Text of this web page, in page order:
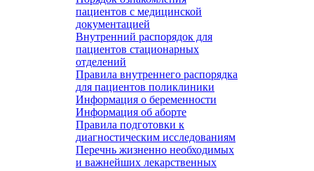
пациентов с медицинской
документацией
Внутренний распорядок для
пациентов стационарных
отделений
Правила внутреннего распорядка
для пациентов поликлиники
Информация о беременности
Информация об аборте
Правила подготовки к
диагностическим исследованиям
Перечнь жизненно необходимых
и важнейших лекарственных